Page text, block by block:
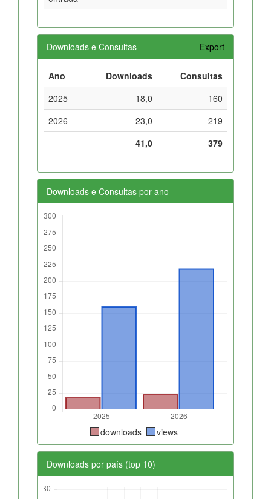
Downloads e Consultas Export
Ano Downloads
Consultas
2025
18,0
160
2026
23,0
219
41,0
379
Downloads e Consultas por ano
downloads views
Downloads por país (top 10)